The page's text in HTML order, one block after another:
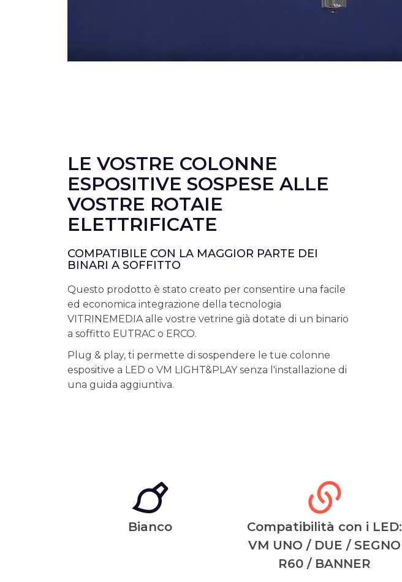
LE VOSTRE COLONNE
ESPOSITIVE SOSPESE ALLE
VOSTRE ROTAIE
ELETTRIFICATE
COMPATIBILE CON LA MAGGIOR PARTE DEI
BINARI A SOFFITTO
Questo prodotto è stato creato per consentire una facile
ed economica integrazione della tecnologia
VITRINEMEDIA alle vostre vetrine già dotate di un binario
a soffitto EUTRAC o ERCO.
Plug & play, ti permette di sospendere le tue colonne
espositive a LED o VM LIGHT&PLAY senza l'installazione di
una guida aggiuntiva.
Bianco
Compatibilità con i LED:
VM UNO / DUE / SEGNO
R60 / BANNER